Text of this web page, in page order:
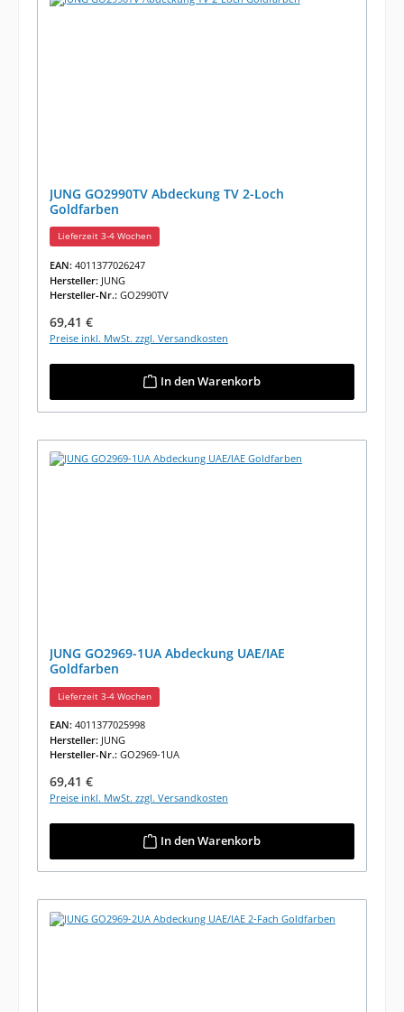
JUNG GO2990TV Abdeckung TV 2-Loch
Goldfarben
Lieferzeit 3-4 Wochen
EAN: 4011377026247
Hersteller: JUNG
Hersteller-Nr.: GO2990TV
Regulärer Preis:
69,41 €
Preise inkl. MwSt. zzgl. Versandkosten
In den Warenkorb
JUNG GO2969-1UA Abdeckung UAE/IAE
Goldfarben
Lieferzeit 3-4 Wochen
EAN: 4011377025998
Hersteller: JUNG
Hersteller-Nr.: GO2969-1UA
Regulärer Preis:
69,41 €
Preise inkl. MwSt. zzgl. Versandkosten
In den Warenkorb